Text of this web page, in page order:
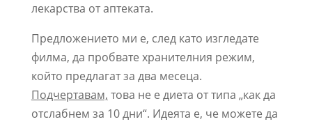
лекарства от аптеката.
Предложението ми е, след като изгледате
филма, да пробвате хранителния режим,
който предлагат за два месеца.
Подчертавам, това не е диета от типа „как да
отслабнем за 10 дни“. Идеята е, че можете да